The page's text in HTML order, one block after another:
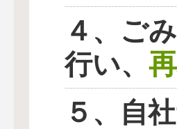
４、ご
行い、
５、自